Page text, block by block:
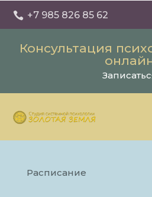
 +7 985 826 85 62
Консультация
Расписание